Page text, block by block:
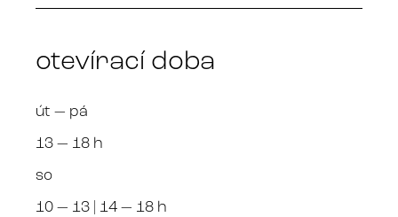
otevírací doba
út — pá
13 — 18 h
so
10 — 13 | 14 — 18 h